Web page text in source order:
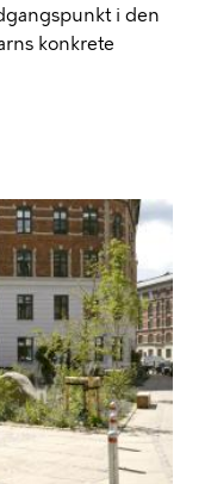
i den
konkrete